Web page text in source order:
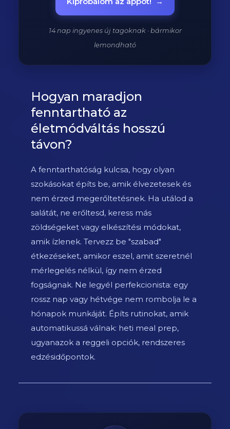
14 nap ingyenes új tagoknak · bármikor
lemondható
Hogyan maradjon
fenntartható az
életmódváltás hosszú
távon?
A fenntarthatóság kulcsa, hogy olyan
szokásokat építs be, amik élvezetesek és
nem érzed megerőltetésnek. Ha utálod a
salátát, ne erőltesd, keress más
zöldségeket vagy elkészítési módokat,
amik ízlenek. Tervezz be "szabad"
étkezéseket, amikor eszel, amit szeretnél
mérlegelés nélkül, így nem érzed
fogságnak. Ne legyél perfekcionista: egy
rossz nap vagy hétvége nem rombolja le a
hónapok munkáját. Építs rutinokat, amik
automatikussá válnak: heti meal prep,
ugyanazok a reggeli opciók, rendszeres
edzésidőpontok.